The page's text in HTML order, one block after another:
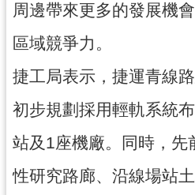
關
通
訊
錄
回
首
頁
周邊帶來更多的發展機
區域競爭力。
捷工局表示，捷運青線
初步規劃採用輕軌系統
站及1座機廠。同時，先
性研究路廊、沿線場站